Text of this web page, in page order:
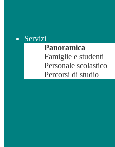
Servizi
Panoramica
Famiglie e studenti
Personale scolastico
Percorsi di studio